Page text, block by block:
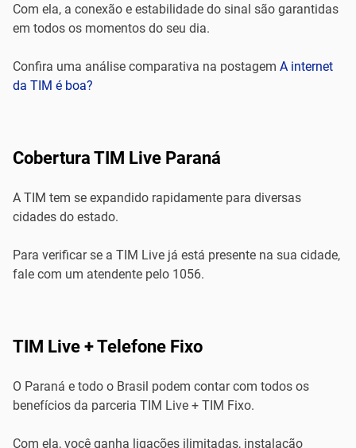
Com ela, a conexão e estabilidade do sinal são garantidas
em todos os momentos do seu dia.
Confira uma análise comparativa na postagem A internet
da TIM é boa?
Cobertura TIM Live Paraná
A TIM tem se expandido rapidamente para diversas
cidades do estado.
Para verificar se a TIM Live já está presente na sua cidade,
fale com um atendente pelo 1056.
TIM Live + Telefone Fixo
O Paraná e todo o Brasil podem contar com todos os
benefícios da parceria TIM Live + TIM Fixo.
Com ela, você ganha ligações ilimitadas, instalação